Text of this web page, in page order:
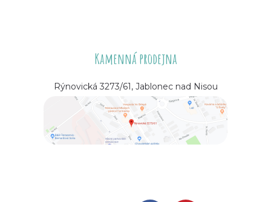
Kamenná prodejna
Rýnovická 3273/61, Jablonec nad Nisou